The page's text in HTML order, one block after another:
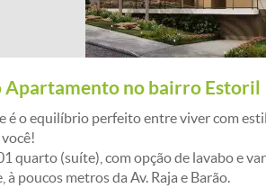
Apartamento no bairro Estoril
é o equilíbrio perfeito entre viver com
quarto (suíte), com opção de lavabo e
à poucos metros da Av. Raja e Barão.